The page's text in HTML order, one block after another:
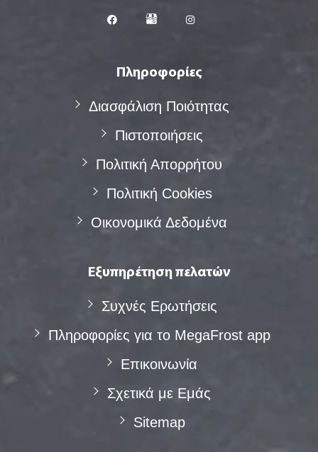
Πληροφορίες
Διασφάλιση Ποιότητας
Πιστοποιήσεις
Πολιτική Απορρήτου
Πολιτική Cookies
Οικονομικά Δεδομένα
Εξυπηρέτηση πελατών
Συχνές Eρωτήσεις
Πληροφορίες για το MegaFrost app
Επικοινωνία
Σχετικά με Eμάς
Sitemap